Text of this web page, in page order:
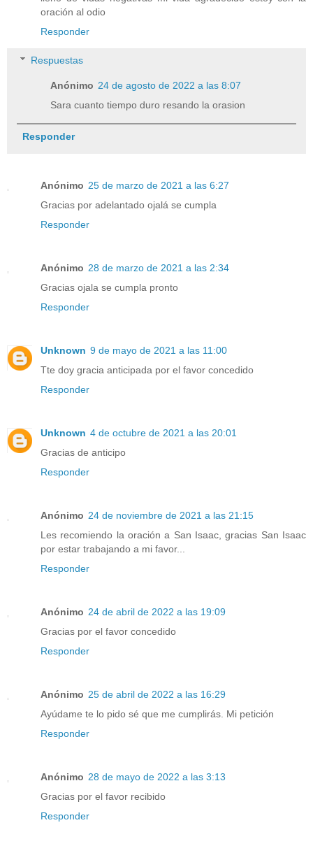
oración al odio
Responder
Respuestas
Anónimo 24 de agosto de 2022 a las 8:07
Sara cuanto tiempo duro resando la orasion
Responder
Anónimo 25 de marzo de 2021 a las 6:27
Gracias por adelantado ojalá se cumpla
Responder
Anónimo 28 de marzo de 2021 a las 2:34
Gracias ojala se cumpla pronto
Responder
Unknown 9 de mayo de 2021 a las 11:00
Tte doy gracia anticipada por el favor concedido
Responder
Unknown 4 de octubre de 2021 a las 20:01
Gracias de anticipo
Responder
Anónimo 24 de noviembre de 2021 a las 21:15
Les recomiendo la oración a San Isaac, gracias San Isaac
por estar trabajando a mi favor...
Responder
Anónimo 24 de abril de 2022 a las 19:09
Gracias por el favor concedido
Responder
Anónimo 25 de abril de 2022 a las 16:29
Ayúdame te lo pido sé que me cumplirás. Mi petición
Responder
Anónimo 28 de mayo de 2022 a las 3:13
Gracias por el favor recibido
Responder